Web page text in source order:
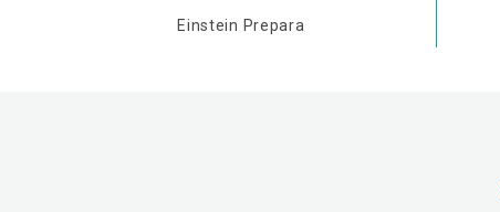
Einstein Prepara